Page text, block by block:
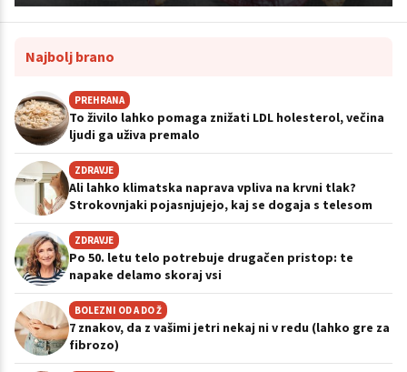
Najbolj brano
PREHRANA
To živilo lahko pomaga znižati LDL holesterol, večina
ljudi ga uživa premalo
ZDRAVJE
Ali lahko klimatska naprava vpliva na krvni tlak?
Strokovnjaki pojasnjujejo, kaj se dogaja s telesom
ZDRAVJE
Po 50. letu telo potrebuje drugačen pristop: te
napake delamo skoraj vsi
BOLEZNI OD A DO Ž
7 znakov, da z vašimi jetri nekaj ni v redu (lahko gre za
fibrozo)